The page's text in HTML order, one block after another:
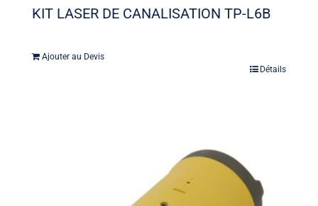
KIT LASER DE CANALISATION TP-L6B
Ajouter au Devis
Détails